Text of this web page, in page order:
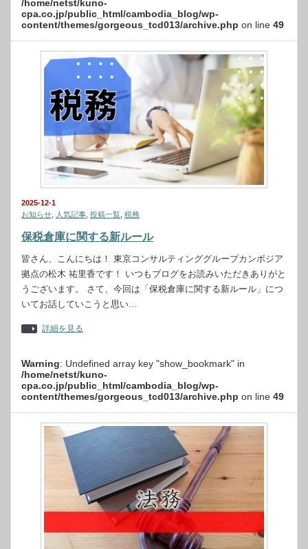
/home/netst/kuno-
cpa.co.jp/public_html/cambodia_blog/wp-
content/themes/gorgeous_tcd013/archive.php on line 49
2025-12-1
お知らせ
人気記事 投稿一覧 税務
保税倉庫に関する新ルール
皆さん、こんにちは！ 東京コンサルティンググループカンボジア
拠点の松木 祐里香です！ いつもブログをお読みいただきありがと
うございます。 さて、今回は「保税倉庫に関する新ルール」につ
いてお話していこうと思い…
詳細を見る
Warning: Undefined array key "show_bookmark" in
/home/netst/kuno-
cpa.co.jp/public_html/cambodia_blog/wp-
content/themes/gorgeous_tcd013/archive.php on line 49